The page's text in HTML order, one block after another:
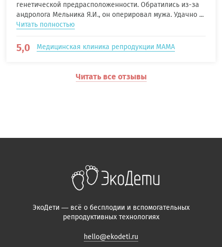
генетической предрасположенности. Обратились из-за
андролога Мельника Я.И., он оперировал мужа. Удачно ...
Читать полностью
5,0 Медицинская клиника репродукции МАМА
Читать все отзывы
ЭкоДети — всё о бесплодии и вспомогательных
репродуктивных технологиях
hello@ekodeti.ru